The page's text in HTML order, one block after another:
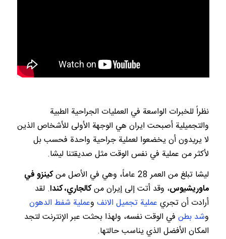
نظراً للخبرات الواسعة في العمليات الجراحية الطبية
والتجميلية أصبحت ايران هي الوجهة الأولى للأشخاص الذين
لا يريدون أن يخضعوا لعملية جراحية واحدة فحسب بل
لأكثر من عملية في نفس الوقت مثل صديقتنا ليشا.
ليشا تبلغ من العمر 28 عاماً، وهي في الأصل من
كينزو في
ماوريشيوس، وقد أتت إلى إيران منكالجاري، كندا. لقد
أرادت أن تجري عملية تجميل الانفوعملية شفط الدهون
وشد بطنفي الوقت نفسه، ولهذا بحثت عبر الإنترنت لتجد
المكان الأفضل الذي يناسب حالتها.